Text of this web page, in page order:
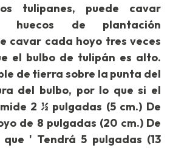
tulipanes, puede cavar
huecos de plantación
cavar cada hoyo tres veces
el bulbo de tulipán es alto.
de tierra sobre la punta del
del bulbo, por lo que si el
2 ½ pulgadas (5 cm.) De
de 8 pulgadas (20 cm.) De
' Tendrá 5 pulgadas (13